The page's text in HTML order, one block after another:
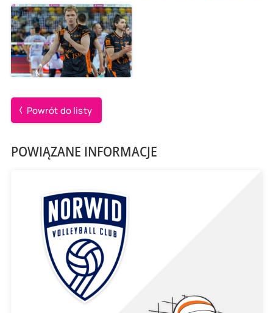
Powrót do listy
POWIĄZANE INFORMACJE